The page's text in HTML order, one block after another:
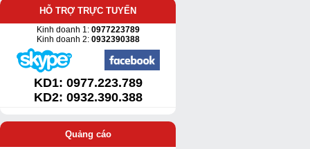
HỖ TRỢ TRỰC TUYẾN
Kinh doanh 1:0977223789
Kinh doanh 2: 0932390388
KD1: 0977.223.789
KD2: 0932.390.388
Quảng cáo